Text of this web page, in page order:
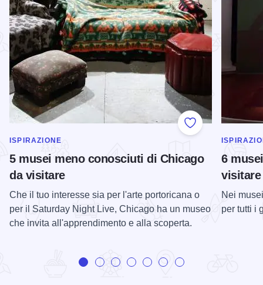
Add to Favorites
MOSTRA DI PIÙ NELLA CATEGORIA DI
ISPIRAZIONE
5 musei meno conosciuti di Chicago
da visitare
Che il tuo interesse sia per l'arte portoricana o
per il Saturday Night Live, Chicago ha un museo
che invita all'apprendimento e alla scoperta.
MOSTRA
6
visitare
Nei
per tutti i